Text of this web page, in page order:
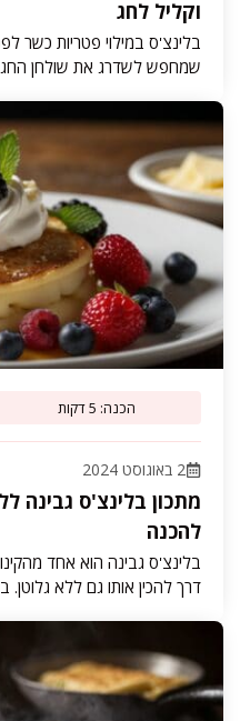
וקליל לחג
בלינצ'ס במילוי פטריות כשר
שמחפש לשדרג את שולחן החג
הכנה: 5 דקות
2 באוגוסט 2024
מתכון בלינצ'ס גבינה
להכנה
בלינצ'ס גבינה הוא אחד
דרך להכין אותו גם ללא גלוטן.